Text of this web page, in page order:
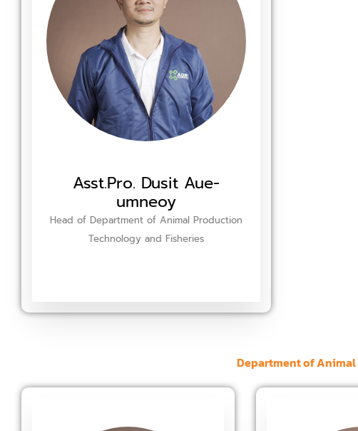
Asst.Pro. Dusit Aue-
umneoy
Head of Department​ of​ Animal Production
Technology and Fisheries
Department​ of Animal